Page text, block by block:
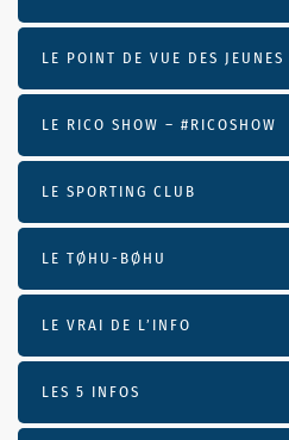
LE POINT DE VUE DES JEUNES
LE RICO SHOW – #RICOSHOW
LE SPORTING CLUB
LE TØHU-BØHU
LE VRAI DE L’INFO
LES 5 INFOS